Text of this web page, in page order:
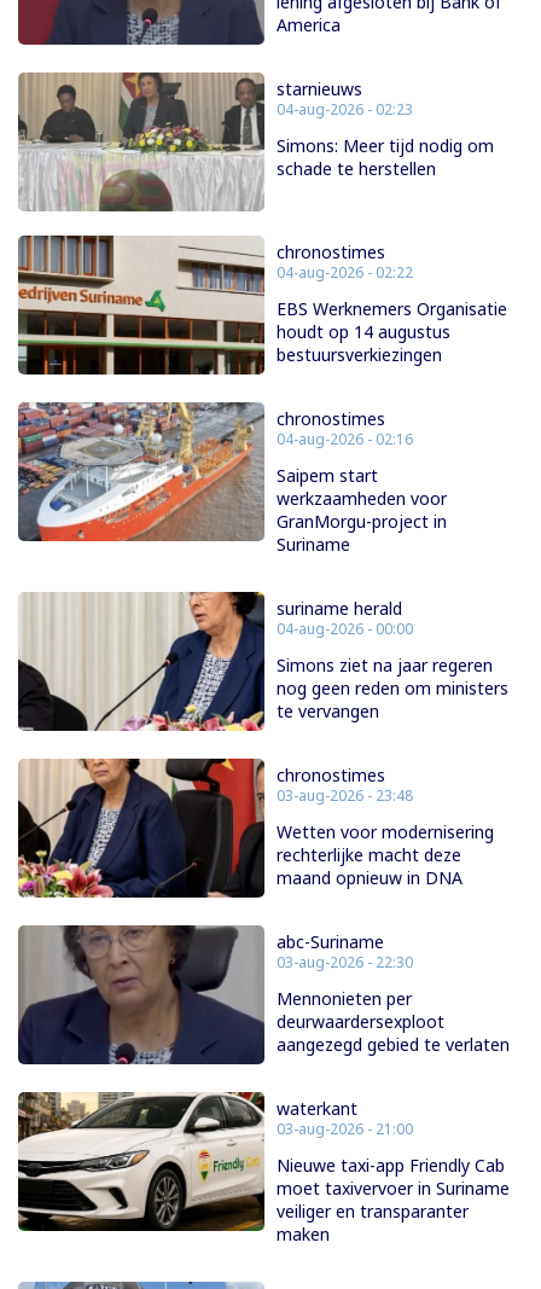
America
starnieuws
04-aug-2026 - 02:23
Simons: Meer tijd nodig om
schade te herstellen
chronostimes
04-aug-2026 - 02:22
EBS Werknemers Organisatie
houdt op 14 augustus
bestuursverkiezingen
chronostimes
04-aug-2026 - 02:16
Saipem start
werkzaamheden voor
GranMorgu-project in
Suriname
suriname herald
04-aug-2026 - 00:00
Simons ziet na jaar regeren
nog geen reden om ministers
te vervangen
chronostimes
03-aug-2026 - 23:48
Wetten voor modernisering
rechterlijke macht deze
maand opnieuw in DNA
abc-Suriname
03-aug-2026 - 22:30
Mennonieten per
deurwaardersexploot
aangezegd gebied te verlaten
waterkant
03-aug-2026 - 21:00
Nieuwe taxi-app Friendly Cab
moet taxivervoer in Suriname
veiliger en transparanter
maken